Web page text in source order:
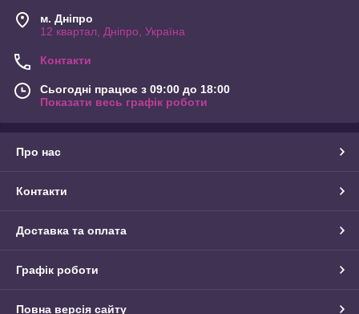
м. Дніпро
12 квартал, Дніпро, Україна
Контакти
Сьогодні працює з 09:00 до 18:00
Показати весь графік роботи
Про нас
Контакти
Доставка та оплата
Графік роботи
Повна версія сайту